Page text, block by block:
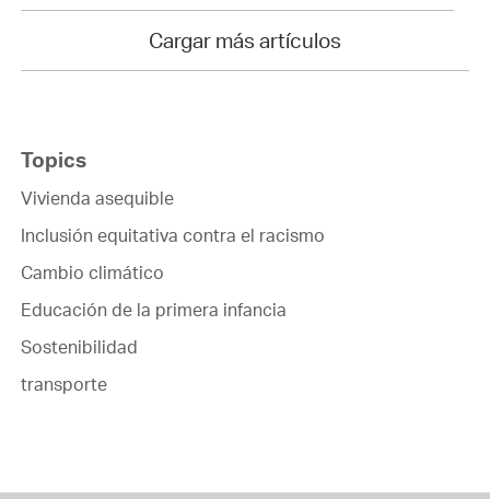
Cargar más artículos
Topics
Vivienda asequible
Inclusión equitativa contra el racismo
Cambio climático
Educación de la primera infancia
Sostenibilidad
transporte